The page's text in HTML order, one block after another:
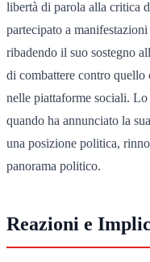
libertà di parola alla critica
partecipato a
ribadendo il suo sostegno
di combattere contro quello
nelle piattaforme sociali.
quando ha annunciato la
una posizione politica,
panorama politico.
Reazioni e